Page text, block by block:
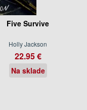
Five Survive
Holly Jackson
22.95 €
Na sklade